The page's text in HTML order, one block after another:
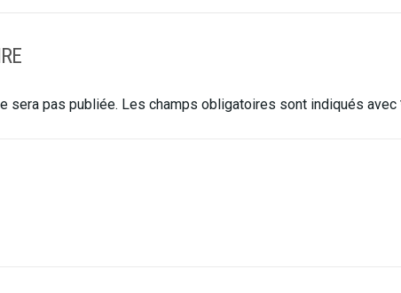
sera pas publiée. Les champs obligatoires sont indiqués avec